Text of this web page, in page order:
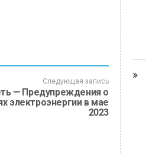
Следующая запись
— Предупреждения о
электроэнергии в мае
2023